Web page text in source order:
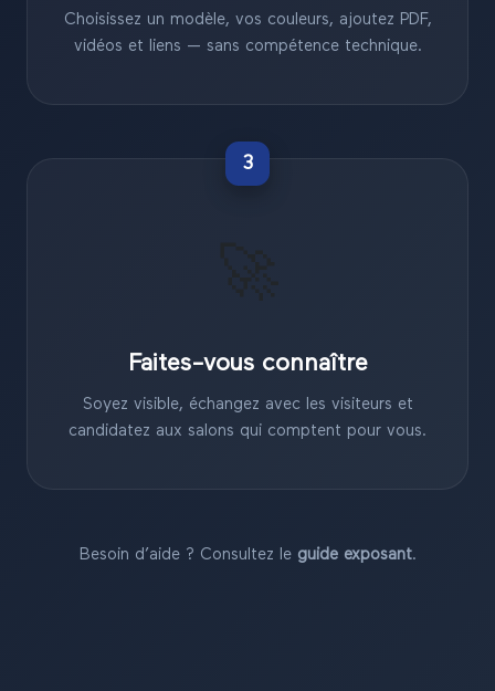
Choisissez un modèle, vos couleurs, ajoutez PDF,
vidéos et liens — sans compétence technique.
3
Faites-vous connaître
Soyez visible, échangez avec les visiteurs et
candidatez aux salons qui comptent pour vous.
Besoin d’aide ? Consultez le guide exposant.